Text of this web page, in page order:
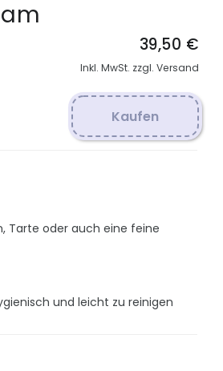
39,50 €
Inkl. MwSt. zzgl. Versand
Kaufen
Tarte oder auch eine feine
und leicht zu reinigen